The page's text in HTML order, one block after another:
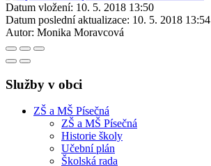
Datum vložení: 10. 5. 2018 13:50
Datum poslední aktualizace: 10. 5. 2018 13:54
Autor: Monika Moravcová
Služby v obci
ZŠ a MŠ Písečná
ZŠ a MŠ Písečná
Historie školy
Učební plán
Školská rada